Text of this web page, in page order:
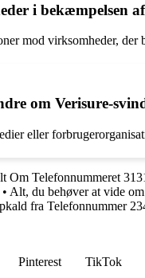
i bekæmpelsen
mod virksomheder,
om Verisure-
eller
Om Telefonnummeret
• Alt, du behøver at vide
fra Telefonnummer
Pinterest TikTok